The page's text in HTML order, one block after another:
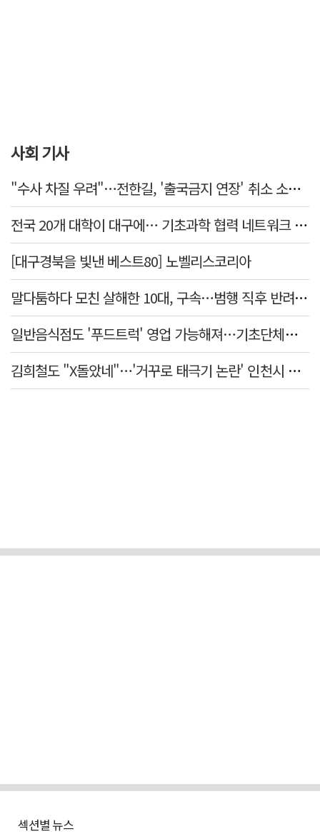
사회 기사
"수사 차질 우려"…전한길, '출국금지 연장' 취소 소송 패소
전국 20개 대학이 대구에… 기초과학 협력 네트워크 출범하다
[대구경북을 빛낸 베스트80] 노벨리스코리아
말다툼하다 모친 살해한 10대, 구속…범행 직후 반려견도 죽여
일반음식점도 '푸드트럭' 영업 가능해져…기초단체별 조례 개정 움직임
김희철도 "X돌았네"…'거꾸로 태극기 논란' 인천시 현수막, 이틀 만에 철거
섹션별 뉴스